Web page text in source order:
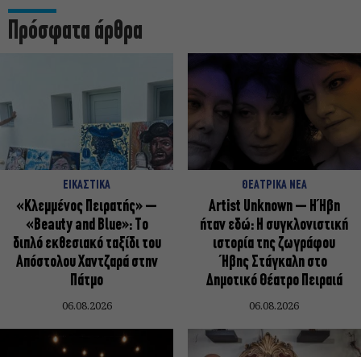
Πρόσφατα άρθρα
ΕΙΚΑΣΤΙΚΑ
«Κλεμμένος Πειρατής» –
«Beauty and Blue»: Το
διπλό εκθεσιακό ταξίδι του
Απόστολου Χαντζαρά στην
Πάτμο
06.08.2026
ΘΕΑΤΡΙΚΑ ΝΕΑ
Artist Unknown – Η Ήβη
ήταν εδώ: Η συγκλονιστική
ιστορία της ζωγράφου
Ήβης Στάγκαλη στο
Δημοτικό Θέατρο Πειραιά
06.08.2026